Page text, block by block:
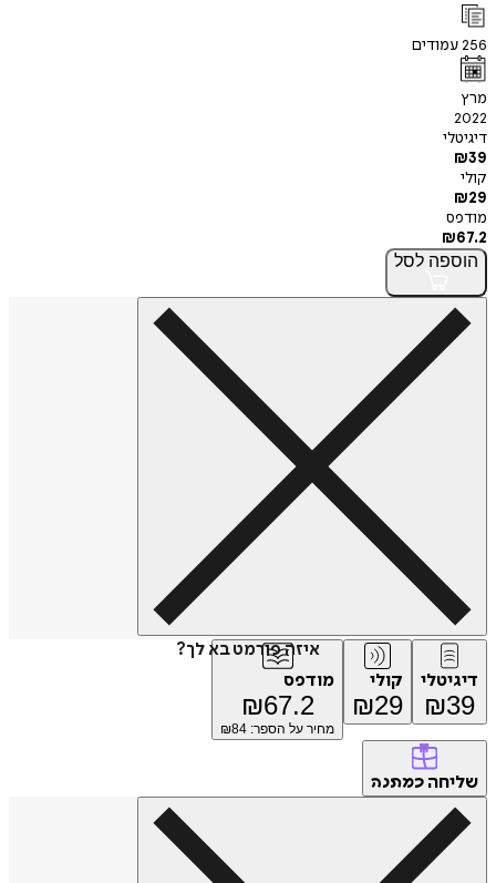
256עמודים
מרץ
2022
דיגיטלי
₪39
קולי
₪29
מודפס
₪67.2
הוספה לסל
איזה פורמט בא לך?
דיגיטלי
₪39
קולי
₪29
מודפס
₪67.2
מחיר על הספר: ₪ 84
שליחה כמתנה